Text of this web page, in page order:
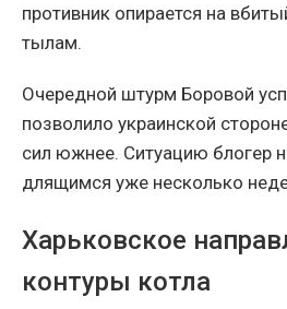
противник опирается на
тылам.
Очередной штурм Боровой
позволило украинской
сил южнее. Ситуацию блогер
длящимся уже несколько
Харьковское
контуры котла